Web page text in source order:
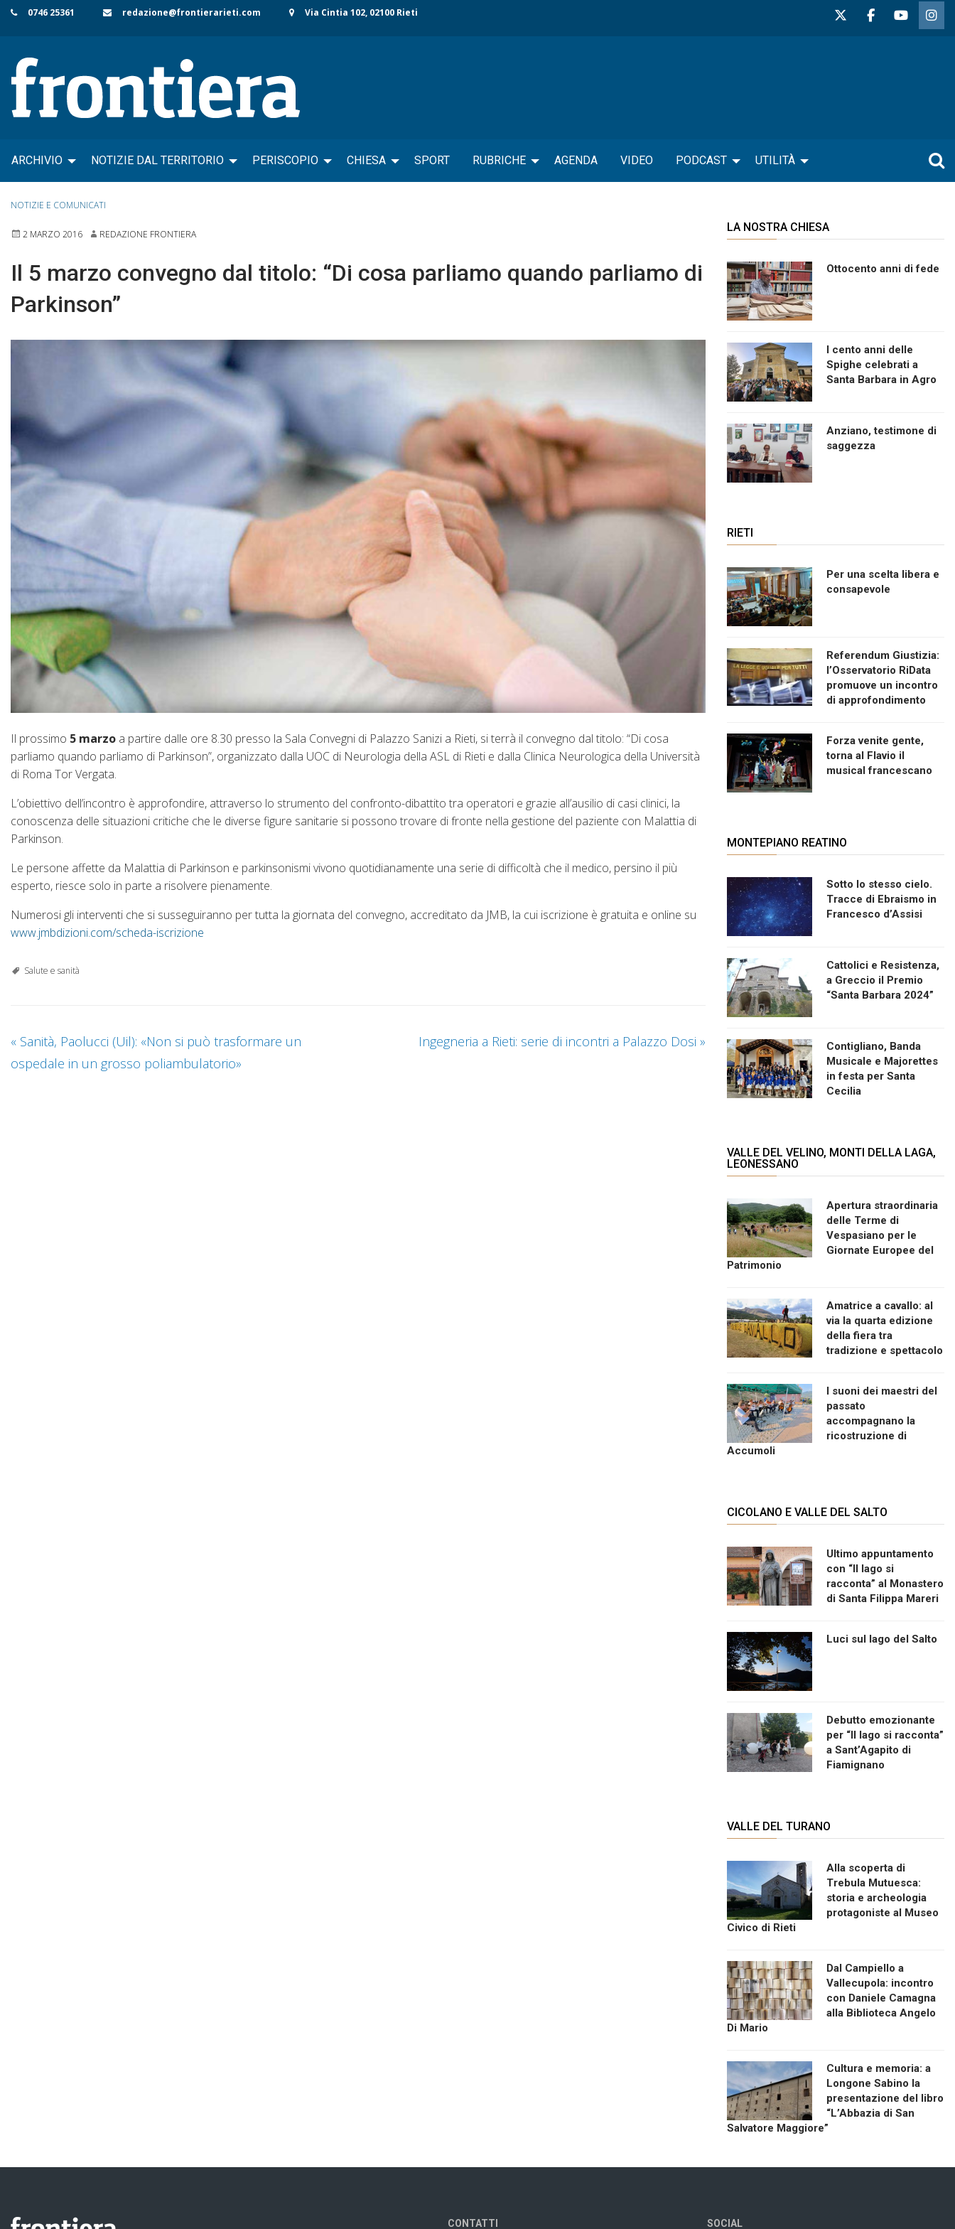
Skip
content
0746 25361 redazione@frontierarieti.com Via Cintia 102, 02100 Rieti
ARCHIVIO NOTIZIE DAL TERRITORIO PERISCOPIO CHIESA SPORT RUBRICHE AGENDA VIDEO PODCAST UTILITÀ
NOTIZIE E COMUNICATI
2 MARZO 2016 REDAZIONE FRONTIERA
Il 5 marzo convegno dal titolo: “Di cosa parliamo quando parliamo di
Parkinson”
Il prossimo 5 marzo a partire dalle ore 8.30 presso la Sala Convegni di Palazzo Sanizi a Rieti, si terrà il convegno dal titolo: “Di cosa
parliamo quando parliamo di Parkinson”, organizzato dalla UOC di Neurologia della ASL di Rieti e dalla Clinica Neurologica della Università
di Roma Tor Vergata.
L’obiettivo dell’incontro è approfondire, attraverso lo strumento del confronto-dibattito tra operatori e grazie all’ausilio di casi clinici, la
conoscenza delle situazioni critiche che le diverse figure sanitarie si possono trovare di fronte nella gestione del paziente con Malattia di
Parkinson.
Le persone affette da Malattia di Parkinson e parkinsonismi vivono quotidianamente una serie di difficoltà che il medico, persino il più
esperto, riesce solo in parte a risolvere pienamente.
Numerosi gli interventi che si susseguiranno per tutta la giornata del convegno, accreditato da JMB, la cui iscrizione è gratuita e online su
www.jmbdizioni.com/scheda-iscrizione
Salute e sanità
« Sanità, Paolucci (Uil): «Non si può trasformare un
ospedale in un grosso poliambulatorio»
Ingegneria a Rieti: serie di incontri a Palazzo Dosi »
LA NOSTRA CHIESA
Ottocento anni di fede
I cento anni delle
Spighe celebrati a
Santa Barbara in Agro
Anziano, testimone di
saggezza
RIETI
Per una scelta libera e
consapevole
Referendum Giustizia:
l’Osservatorio RiData
promuove un incontro
di approfondimento
Forza venite gente,
torna al Flavio il
musical francescano
MONTEPIANO REATINO
Sotto lo stesso cielo.
Tracce di Ebraismo in
Francesco d’Assisi
Cattolici e Resistenza,
a Greccio il Premio
“Santa Barbara 2024”
Contigliano, Banda
Musicale e Majorettes
in festa per Santa
Cecilia
VALLE DEL VELINO, MONTI DELLA LAGA,
LEONESSANO
Apertura straordinaria
delle Terme di
Vespasiano per le
Giornate Europee del
Patrimonio
Amatrice a cavallo: al
via la quarta edizione
della fiera tra
tradizione e spettacolo
I suoni dei maestri del
passato
accompagnano la
ricostruzione di
Accumoli
CICOLANO E VALLE DEL SALTO
Ultimo appuntamento
con “Il lago si
racconta” al Monastero
di Santa Filippa Mareri
Luci sul lago del Salto
Debutto emozionante
per “Il lago si racconta”
a Sant’Agapito di
Fiamignano
VALLE DEL TURANO
Alla scoperta di
Trebula Mutuesca:
storia e archeologia
protagoniste al Museo
Civico di Rieti
Dal Campiello a
Vallecupola: incontro
con Daniele Camagna
alla Biblioteca Angelo
Di Mario
Cultura e memoria: a
Longone Sabino la
presentazione del libro
“L’Abbazia di San
Salvatore Maggiore”
CONTATTI SOCIAL